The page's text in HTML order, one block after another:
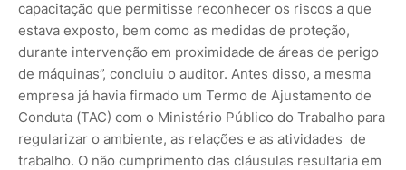
capacitação que permitisse reconhecer os riscos a que
estava exposto, bem como as medidas de proteção,
durante intervenção em proximidade de áreas de perigo
de máquinas”, concluiu o auditor. Antes disso, a mesma
empresa já havia firmado um Termo de Ajustamento de
Conduta (TAC) com o Ministério Público do Trabalho para
regularizar o ambiente, as relações e as atividades de
trabalho. O não cumprimento das cláusulas resultaria em